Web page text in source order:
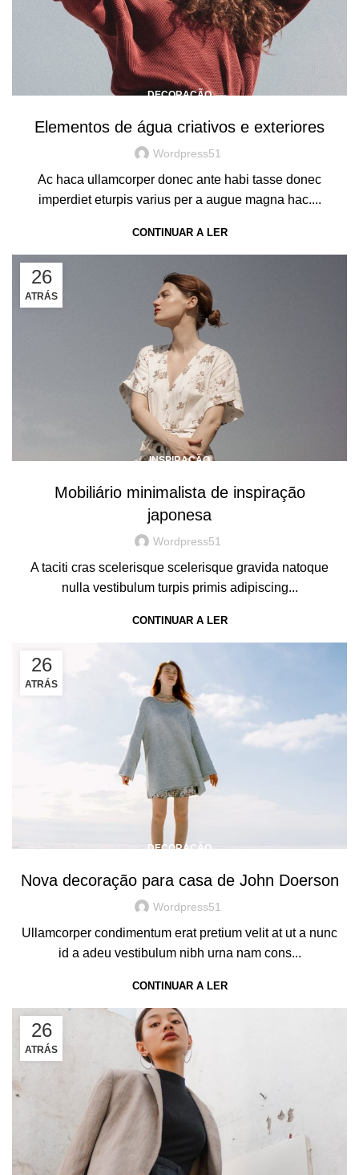
DECORAÇÃO
Elementos de água criativos e exteriores
Wordpress51
Ac haca ullamcorper donec ante habi tasse donec
imperdiet eturpis varius per a augue magna hac....
CONTINUAR A LER
26
ATRÁS
INSPIRAÇÃO
Mobiliário minimalista de inspiração
japonesa
Wordpress51
A taciti cras scelerisque scelerisque gravida natoque
nulla vestibulum turpis primis adipiscing...
CONTINUAR A LER
26
ATRÁS
DECORAÇÃO
Nova decoração para casa de John Doerson
Wordpress51
Ullamcorper condimentum erat pretium velit at ut a nunc
id a adeu vestibulum nibh urna nam cons...
CONTINUAR A LER
26
ATRÁS